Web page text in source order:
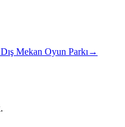
Dış Mekan Oyun Parkı→